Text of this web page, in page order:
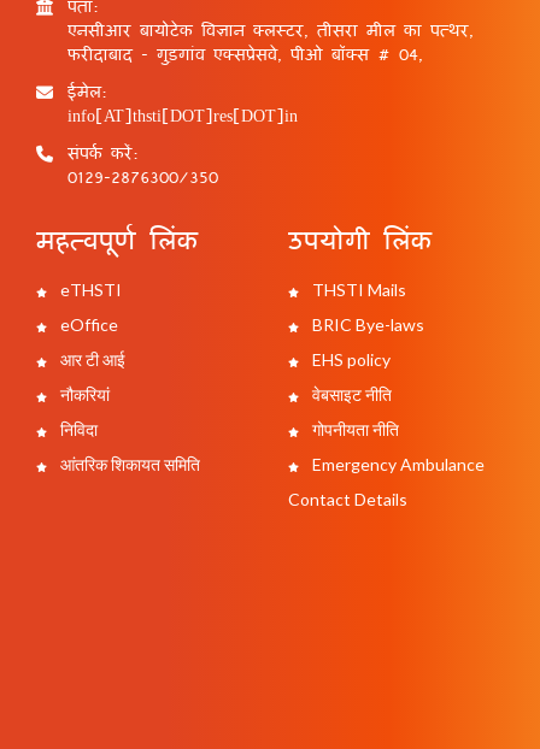
एनसीआर बायोटेक विज्ञान क्लस्टर, तीसरा मील का पत्थर,
फरीदाबाद - गुड़गांव एक्सप्रेसवे, पीओ बॉक्स # 04,
ईमेल:
info[AT]thsti[DOT]res[DOT]in
संपर्क करें:
0129-2876300/350
महत्वपूर्ण लिंक
eTHSTI
eOffice
आर टी आई
नौकरियां
निविदा
आंतरिक शिकायत समिति
उपयोगी लिंक
THSTI Mails
BRIC Bye-laws
EHS policy
वेबसाइट नीति
गोपनीयता नीति
Emergency Ambulance
Contact Details